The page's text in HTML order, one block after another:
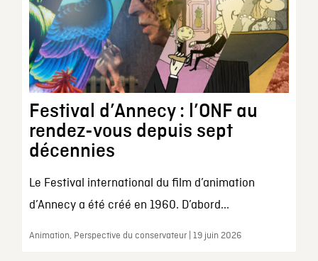
Festival d’Annecy : l’ONF au
rendez-vous depuis sept
décennies
Le Festival international du film d’animation
d’Annecy a été créé en 1960. D’abord...
Animation, Perspective du conservateur | 19 juin 2026